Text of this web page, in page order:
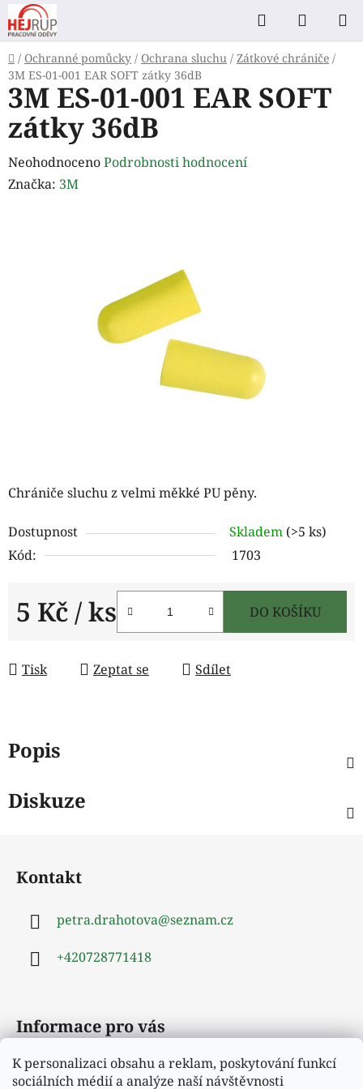
K personalizaci obsahu a reklam, poskytování funkcí
sociálních médií a analýze naší návštěvnosti
Přejít
na
obsah
Hledat
KOŠÍK
Domů
/ Ochranné pomůcky / Ochrana sluchu / Zátkové chrániče /
3M ES-01-001 EAR SOFT zátky 36dB
Chrániče sluchu z velmi měkké PU pěny.
Dostupnost Skladem (>5 ks)
Kód:
1703
5 Kč / ks DO KOŠÍKU
Tisk Zeptat se Sdílet
3M ES-01-001 EAR SOFT
zátky 36dB
Průměrné
hodnocení
NeohodnocenoPodrobnosti hodnocení
Značka: 3M
Popis
Diskuze
Kontakt
petra.drahotova@seznam.cz
+420728771418
Informace pro vás
Obchodní podmínky